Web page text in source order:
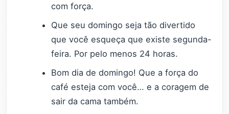
com força.
Que seu domingo seja tão divertido
que você esqueça que existe segunda-
feira. Por pelo menos 24 horas.
Bom dia de domingo! Que a força do
café esteja com você… e a coragem de
sair da cama também.